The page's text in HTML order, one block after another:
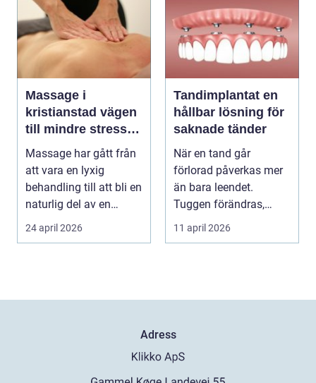
Massage i
kristianstad vägen
till mindre stress
och mer energi i
vardagen
Massage har gått från
att vara en lyxig
behandling till att bli en
naturlig del av en
hållbar livsst...
24 april 2026
Tandimplantat en
hållbar lösning för
saknade tänder
När en tand går
förlorad påverkas mer
än bara leendet.
Tuggen förändras,
ansiktet kan tappa stöd
och...
11 april 2026
Adress